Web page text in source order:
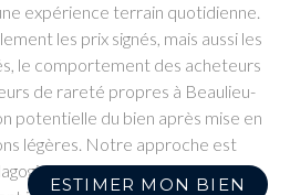
ESTIMER MON BIEN
expérience terrain quotidienne.
les prix signés, mais aussi les
le comportement des acheteurs
de rareté propres à Beaulieu-
potentielle du bien après mise en
légères. Notre approche est
: nous vous expliquons